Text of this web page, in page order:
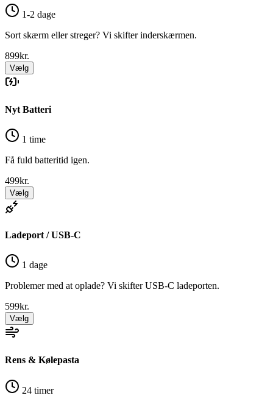
1-2 dage
Sort skærm eller streger? Vi skifter inderskærmen.
899kr.
Vælg
Nyt Batteri
1 time
Få fuld batteritid igen.
499kr.
Vælg
Ladeport / USB-C
1 dage
Problemer med at oplade? Vi skifter USB-C ladeporten.
599kr.
Vælg
Rens & Kølepasta
24 timer